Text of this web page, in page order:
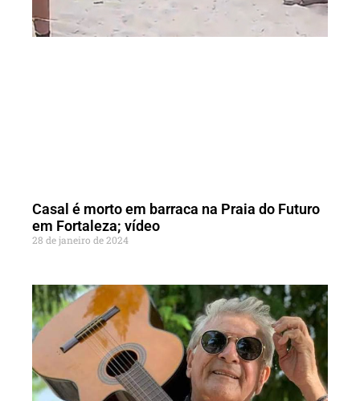
Casal é morto em barraca na Praia do Futuro
em Fortaleza; vídeo
28 de janeiro de 2024